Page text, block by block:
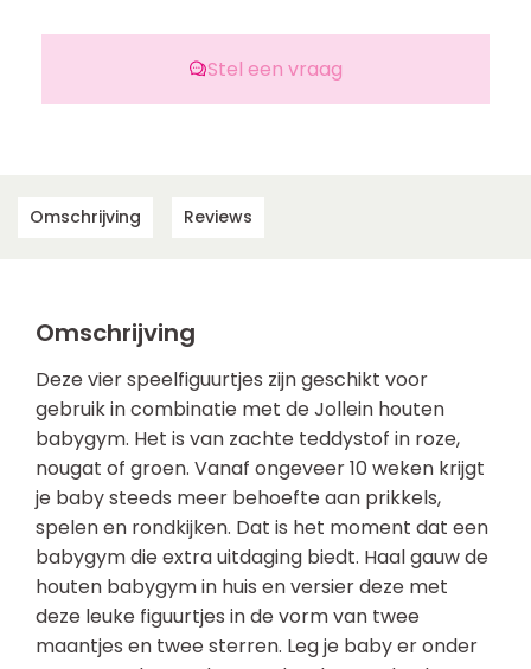
Stel een vraag
Omschrijving Reviews
Omschrijving
Deze vier speelfiguurtjes zijn geschikt voor
gebruik in combinatie met de Jollein houten
babygym. Het is van zachte teddystof in roze,
nougat of groen. Vanaf ongeveer 10 weken krijgt
je baby steeds meer behoefte aan prikkels,
spelen en rondkijken. Dat is het moment dat een
babygym die extra uitdaging biedt. Haal gauw de
houten babygym in huis en versier deze met
deze leuke figuurtjes in de vorm van twee
maantjes en twee sterren. Leg je baby er onder